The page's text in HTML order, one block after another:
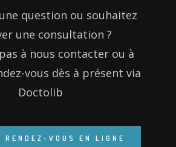
question ou souhaitez
une consultation ?
à nous contacter ou à
vous dès à présent via
Doctolib